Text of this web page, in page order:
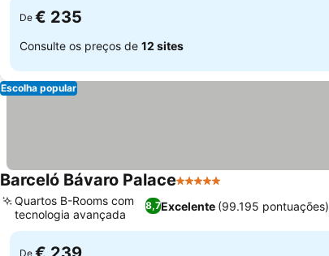
De € 235
Consulte os preços de 12 sites
Escolha popular
Barceló Bávaro Palace5 Estrelas
8,7Excelente (99.195 pontuações)
Quartos B-Rooms com
tecnologia avançada
De